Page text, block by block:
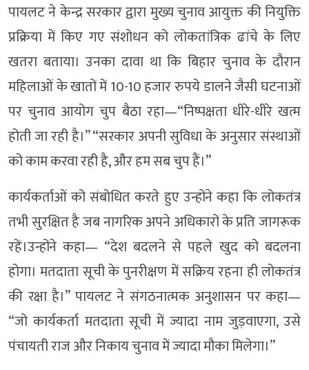
पायलट ने केन्द्र सरकार द्वारा मुख्य चुनाव आयुक्त की नियुक्ति
प्रक्रिया में किए गए संशोधन को लोकतांत्रिक ढांचे के लिए
खतरा बताया। उनका दावा था कि बिहार चुनाव के दौरान
महिलाओं के खातों में 10-10 हजार रुपये डालने जैसी घटनाओं
पर चुनाव आयोग चुप बैठा रहा—“निष्पक्षता धीरे-धीरे खत्म
होती जा रही है।” “सरकार अपनी सुविधा के अनुसार संस्थाओं
को काम करवा रही है, और हम सब चुप हैं।”
कार्यकर्ताओं को संबोधित करते हुए उन्होंने कहा कि लोकतंत्र
तभी सुरक्षित है जब नागरिक अपने अधिकारों के प्रति जागरूक
रहें।उन्होंने कहा— “देश बदलने से पहले खुद को बदलना
होगा। मतदाता सूची के पुनरीक्षण में सक्रिय रहना ही लोकतंत्र
की रक्षा है।” पायलट ने संगठनात्मक अनुशासन पर कहा—
“जो कार्यकर्ता मतदाता सूची में ज्यादा नाम जुड़वाएगा, उसे
पंचायती राज और निकाय चुनाव में ज्यादा मौका मिलेगा।”